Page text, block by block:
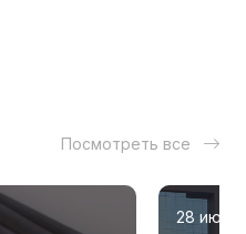
Посмотреть все
28 июля